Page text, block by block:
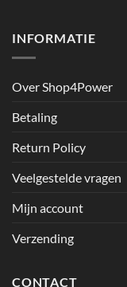
INFORMATIE
Over Shop4Power
Betaling
Return Policy
Veelgestelde vragen
Mijn account
Verzending
CONTACT